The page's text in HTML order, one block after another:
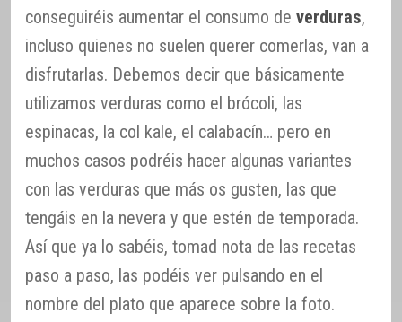
conseguiréis aumentar el consumo de verduras,
incluso quienes no suelen querer comerlas, van a
disfrutarlas. Debemos decir que básicamente
utilizamos verduras como el brócoli, las
espinacas, la col kale, el calabacín… pero en
muchos casos podréis hacer algunas variantes
con las verduras que más os gusten, las que
tengáis en la nevera y que estén de temporada.
Así que ya lo sabéis, tomad nota de las recetas
paso a paso, las podéis ver pulsando en el
nombre del plato que aparece sobre la foto.